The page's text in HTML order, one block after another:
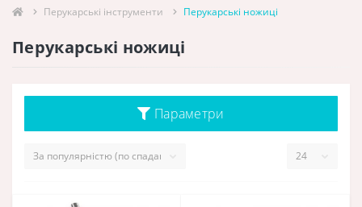
Перукарcькі інструменти Перукарські ножиці
Перукарські ножиці
Параметри